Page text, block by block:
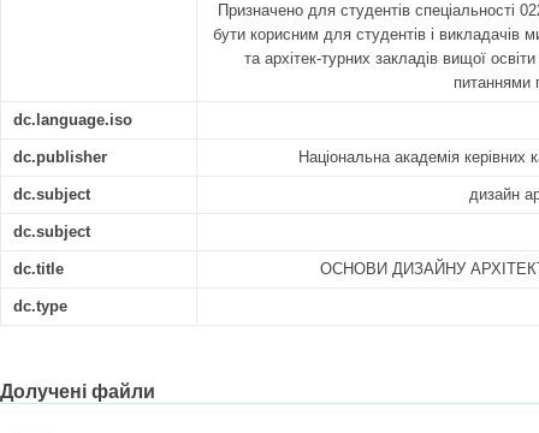
Призначено для студентів спеціальності
бути корисним для студентів і викладачів
та архітек-турних закладів вищої
питаннями
dc.language.iso
dc.publisher Національна академія керівних
dc.subject дизайн
dc.subject
dc.title ОСНОВИ ДИЗАЙНУ
dc.type
Долучені файли